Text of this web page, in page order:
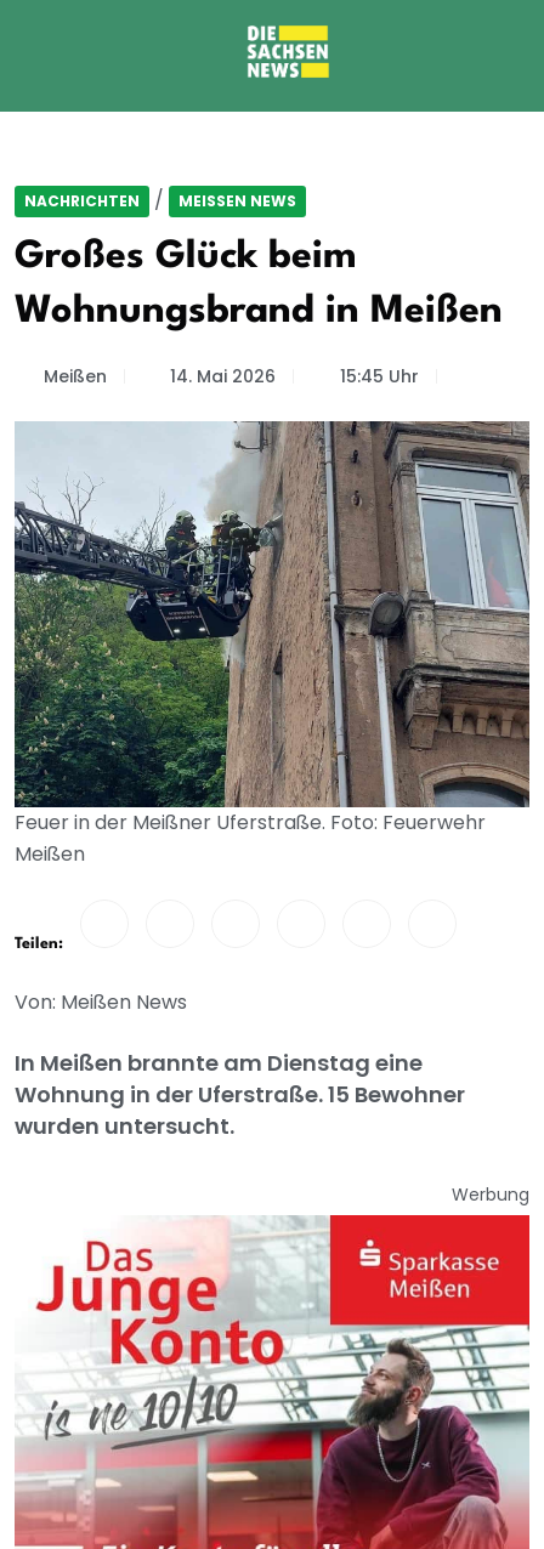
NACHRICHTEN / MEISSEN NEWS
Großes Glück beim
Wohnungsbrand in Meißen
Meißen 14. Mai 2026 15:45 Uhr
Feuer in der Meißner Uferstraße. Foto: Feuerwehr
Meißen
Teilen:
Von: Meißen News
In Meißen brannte am Dienstag eine
Wohnung in der Uferstraße. 15 Bewohner
wurden untersucht.
Werbung